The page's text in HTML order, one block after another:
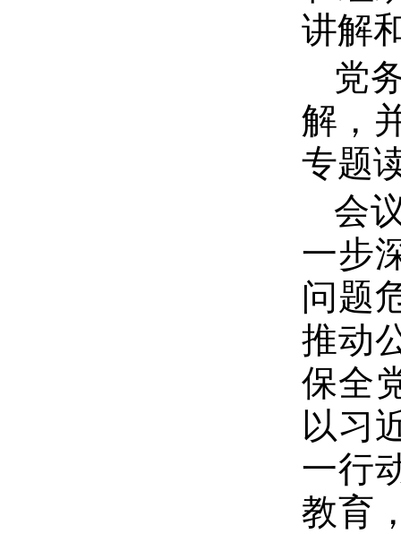
讲解
党
解，
专题
会
一步
问题
推动
保全
以习
一行
教育